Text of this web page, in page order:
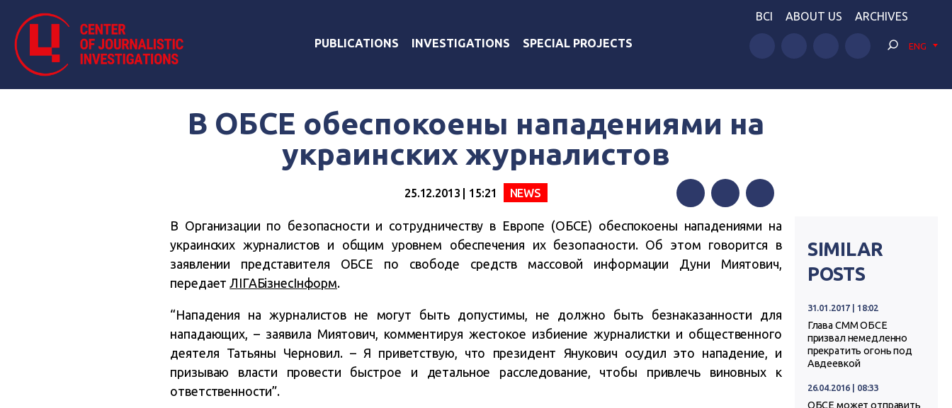
PUBLICATIONS INVESTIGATIONS SPECIAL PROJECTS
BCI ABOUT US ARCHIVES
ENG
В ОБСЕ обеспокоены нападениями на
украинских журналистов
25.12.2013 | 15:21 NEWS
FacebookTwitterTelegram
В Организации по безопасности и сотрудничеству в Европе (ОБСЕ) обеспокоены нападениями на
украинских журналистов и общим уровнем обеспечения их безопасности. Об этом говорится в
заявлении представителя ОБСЕ по свободе средств массовой информации Дуни Миятович,
передаетЛIГАБiзнесIнформ.
“Нападения на журналистов не могут быть допустимы, не должно быть безнаказанности для
нападающих, – заявила Миятович, комментируя жестокое избиение журналистки и общественного
деятеля Татьяны Черновил. – Я приветствую, что президент Янукович осудил это нападение, и
призываю власти провести быстрое и детальное расследование, чтобы привлечь виновных к
ответственности”.
SIMILAR
POSTS
31.01.2017 | 18:02
Глава СММ ОБСЕ
призвал немедленно
прекратить огонь под
Авдеевкой
26.04.2016 | 08:33
ОБСЕ может отправить